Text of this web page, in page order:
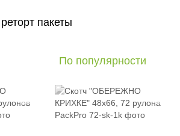
пакеты
По популярности